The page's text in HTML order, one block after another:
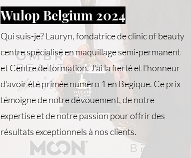
Wulop Belgium 2024
Qui suis-je? Lauryn, fondatrice de clinic of beauty
centre spécialisé en maquillage semi-permanent
et Centre de formation. J'ai la fierté et l'honneur
d'avoir été primée numéro 1 en Begique. Ce prix
témoigne de notre dévouement, de notre
expertise et de notre passion pour offrir des
résultats exceptionnels à nos clients.